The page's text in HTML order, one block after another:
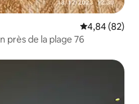
Évaluation
4,84 (82)
près de la plage 76